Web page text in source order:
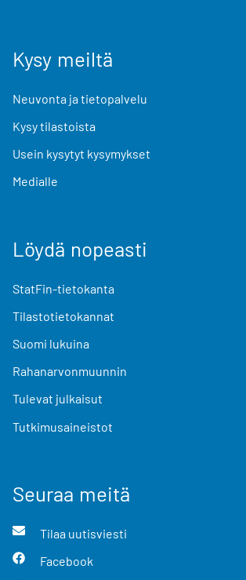
Kysy meiltä
Neuvonta ja tietopalvelu
Kysy tilastoista
Usein kysytyt kysymykset
Medialle
Löydä nopeasti
StatFin-tietokanta
Tilastotietokannat
Suomi lukuina
Rahanarvonmuunnin
Tulevat julkaisut
Tutkimusaineistot
Seuraa meitä
Tilaa uutisviesti
Facebook